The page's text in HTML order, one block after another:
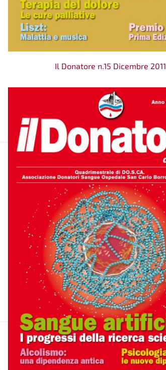
Il Donatore n.15 Dicembre 2011